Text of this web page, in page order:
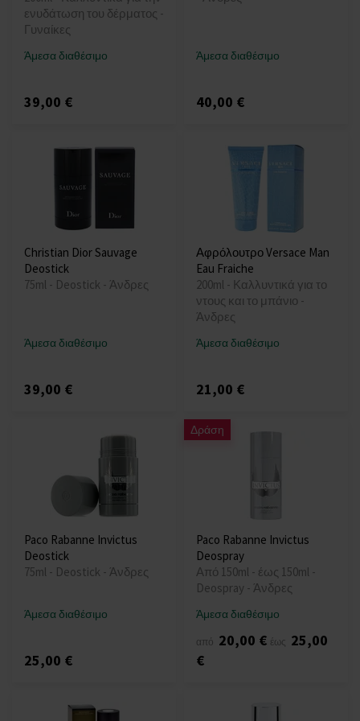
ενυδάτωση του δέρματος -
Γυναίκες
Άμεσα διαθέσιμο
39,00 €
Άμεσα διαθέσιμο
40,00 €
Christian Dior Sauvage
Deostick
75ml - Deostick - Άνδρες
Άμεσα διαθέσιμο
39,00 €
Αφρόλουτρο Versace Man
Eau Fraiche
200ml - Καλλυντικά για το
ντους και το μπάνιο -
Άνδρες
Άμεσα διαθέσιμο
21,00 €
Paco Rabanne Invictus
Deostick
75ml - Deostick - Άνδρες
Άμεσα διαθέσιμο
25,00 €
Δράση
Paco Rabanne Invictus
Deospray
Από 150ml - έως 150ml -
Deospray - Άνδρες
Άμεσα διαθέσιμο
από 20,00 € έως 25,00
€